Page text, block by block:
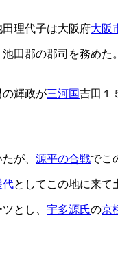
理代子は大阪府大阪
田郡の郡司を務めた。
の輝政が三河国吉田１
が、 源平の合戦でこ
代としてこの地に来て
とし、 宇多源氏の京